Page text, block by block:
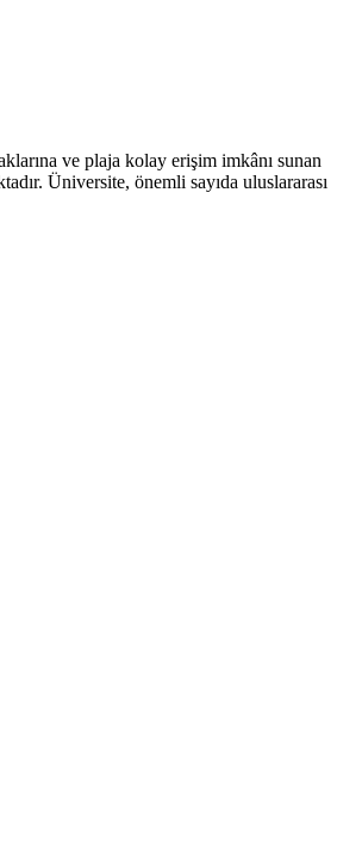
ve plaja kolay erişim imkânı sunan
Üniversite, önemli sayıda uluslararası